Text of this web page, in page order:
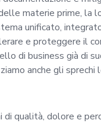
La
materie prime, la
unificato,
e proteggere il
di business già di
anche gli sprechi
di qualità, dolore e